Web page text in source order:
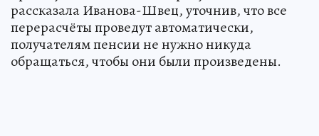
рассказала Иванова-Швец, уточнив, что все
перерасчёты проведут автоматически,
получателям пенсии не нужно никуда
обращаться, чтобы они были произведены.